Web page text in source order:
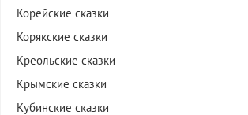
Корейские сказки
Корякские сказки
Креольские сказки
Крымские сказки
Кубинские сказки